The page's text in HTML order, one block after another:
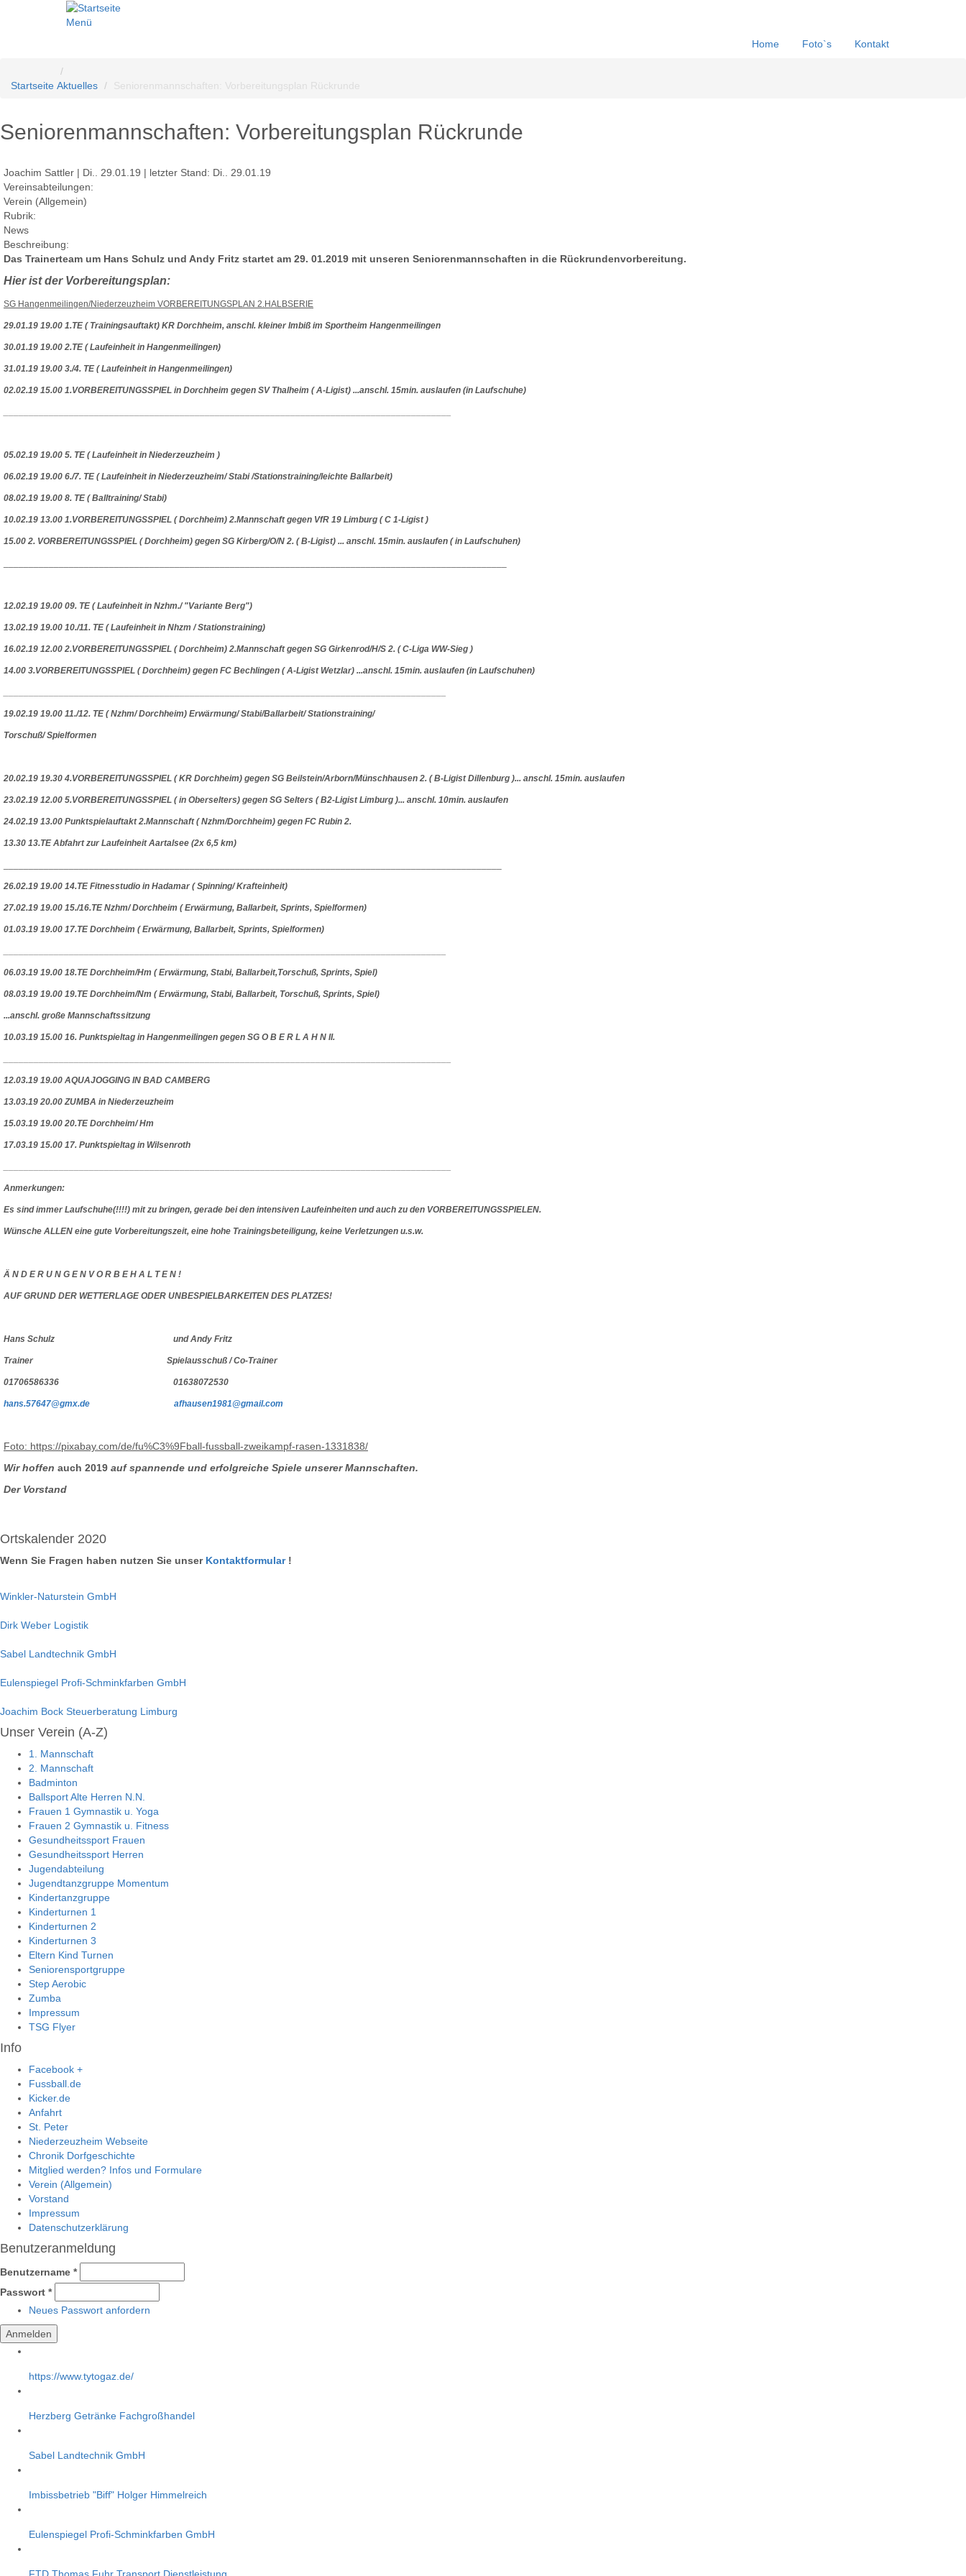
Menü
Home
Foto`s Kontakt
Startseite Aktuelles Seniorenmannschaften: Vorbereitungsplan Rückrunde
Seniorenmannschaften: Vorbereitungsplan Rückrunde
Joachim Sattler | Di.. 29.01.19 | letzter Stand: Di.. 29.01.19
Vereinsabteilungen:
Verein (Allgemein)
Rubrik:
News
Beschreibung:
Das Trainerteam um Hans Schulz und Andy Fritz startet am 29. 01.2019 mit unseren Seniorenmannschaften in die Rückrundenvorbereitung.
Hier ist der Vorbereitungsplan:
SG Hangenmeilingen/Niederzeuzheim VORBEREITUNGSPLAN 2.HALBSERIE
29.01.19 19.00 1.TE ( Trainingsauftakt) KR Dorchheim, anschl. kleiner Imbiß im Sportheim Hangenmeilingen
30.01.19 19.00 2.TE ( Laufeinheit in Hangenmeilingen)
31.01.19 19.00 3./4. TE ( Laufeinheit in Hangenmeilingen)
02.02.19 15.00 1.VORBEREITUNGSSPIEL in Dorchheim gegen SV Thalheim ( A-Ligist) ...anschl. 15min. auslaufen (in Laufschuhe)
05.02.19 19.00 5. TE ( Laufeinheit in Niederzeuzheim )
06.02.19 19.00 6./7. TE ( Laufeinheit in Niederzeuzheim/ Stabi /Stationstraining/leichte Ballarbeit)
08.02.19 19.00 8. TE ( Balltraining/ Stabi)
10.02.19 13.00 1.VORBEREITUNGSSPIEL ( Dorchheim) 2.Mannschaft gegen VfR 19 Limburg ( C 1-Ligist )
15.00 2. VORBEREITUNGSSPIEL ( Dorchheim) gegen SG Kirberg/O/N 2. ( B-Ligist) ... anschl. 15min. auslaufen ( in Laufschuhen)
12.02.19 19.00 09. TE ( Laufeinheit in Nzhm./ "Variante Berg")
13.02.19 19.00 10./11. TE ( Laufeinheit in Nhzm / Stationstraining)
16.02.19 12.00 2.VORBEREITUNGSSPIEL ( Dorchheim) 2.Mannschaft gegen SG Girkenrod/H/S 2. ( C-Liga WW-Sieg )
14.00 3.VORBEREITUNGSSPIEL ( Dorchheim) gegen FC Bechlingen ( A-Ligist Wetzlar) ...anschl. 15min. auslaufen (in Laufschuhen)
19.02.19 19.00 11./12. TE ( Nzhm/ Dorchheim) Erwärmung/ Stabi/Ballarbeit/ Stationstraining/
Torschuß/ Spielformen
20.02.19 19.30 4.VORBEREITUNGSSPIEL ( KR Dorchheim) gegen SG Beilstein/Arborn/Münschhausen 2. ( B-Ligist Dillenburg )... anschl. 15min. auslaufen
23.02.19 12.00 5.VORBEREITUNGSSPIEL ( in Oberselters) gegen SG Selters ( B2-Ligist Limburg )... anschl. 10min. auslaufen
24.02.19 13.00 Punktspielauftakt 2.Mannschaft ( Nzhm/Dorchheim) gegen FC Rubin 2.
13.30 13.TE Abfahrt zur Laufeinheit Aartalsee (2x 6,5 km)
26.02.19 19.00 14.TE Fitnesstudio in Hadamar ( Spinning/ Krafteinheit)
27.02.19 19.00 15./16.TE Nzhm/ Dorchheim ( Erwärmung, Ballarbeit, Sprints, Spielformen)
01.03.19 19.00 17.TE Dorchheim ( Erwärmung, Ballarbeit, Sprints, Spielformen)
06.03.19 19.00 18.TE Dorchheim/Hm ( Erwärmung, Stabi, Ballarbeit,Torschuß, Sprints, Spiel)
08.03.19 19.00 19.TE Dorchheim/Nm ( Erwärmung, Stabi, Ballarbeit, Torschuß, Sprints, Spiel)
...anschl. große Mannschaftssitzung
10.03.19 15.00 16. Punktspieltag in Hangenmeilingen gegen SG O B E R L A H N II.
12.03.19 19.00 AQUAJOGGING IN BAD CAMBERG
13.03.19 20.00 ZUMBA in Niederzeuzheim
15.03.19 19.00 20.TE Dorchheim/ Hm
17.03.19 15.00 17. Punktspieltag in Wilsenroth
Anmerkungen:
Es sind immer Laufschuhe(!!!!) mit zu bringen, gerade bei den intensiven Laufeinheiten und auch zu den VORBEREITUNGSSPIELEN.
Wünsche ALLEN eine gute Vorbereitungszeit, eine hohe Trainingsbeteiligung, keine Verletzungen u.s.w.
Ä N D E R U N G E N V O R B E H A L T E N !
AUF GRUND DER WETTERLAGE ODER UNBESPIELBARKEITEN DES PLATZES!
Hans Schulz und Andy Fritz
Trainer Spielausschuß / Co-Trainer
01706586336 01638072530
hans.57647@gmx.de afhausen1981@gmail.com
Foto: https://pixabay.com/de/fu%C3%9Fball-fussball-zweikampf-rasen-1331838/
Wir hoffen auch 2019 auf spannende und erfolgreiche Spiele unserer Mannschaften.
Der Vorstand
Ortskalender 2020
Wenn Sie Fragen haben nutzen Sie unser Kontaktformular !
Winkler-Naturstein GmbH
Dirk Weber Logistik
Sabel Landtechnik GmbH
Eulenspiegel Profi-Schminkfarben GmbH
Joachim Bock Steuerberatung Limburg
Unser Verein (A-Z)
1. Mannschaft
2. Mannschaft
Badminton
Ballsport Alte Herren N.N.
Frauen 1 Gymnastik u. Yoga
Frauen 2 Gymnastik u. Fitness
Gesundheitssport Frauen
Gesundheitssport Herren
Jugendabteilung
Jugendtanzgruppe Momentum
Kindertanzgruppe
Kinderturnen 1
Kinderturnen 2
Kinderturnen 3
Eltern Kind Turnen
Seniorensportgruppe
Step Aerobic
Zumba
Impressum
TSG Flyer
Info
Facebook +
Fussball.de
Kicker.de
Anfahrt
St. Peter
Niederzeuzheim Webseite
Chronik Dorfgeschichte
Mitglied werden? Infos und Formulare
Verein (Allgemein)
Vorstand
Impressum
Datenschutzerklärung
Benutzeranmeldung
Benutzername *
Passwort *
Neues Passwort anfordern
https://www.tytogaz.de/
Herzberg Getränke Fachgroßhandel
Sabel Landtechnik GmbH
Imbissbetrieb "Biff" Holger Himmelreich
Eulenspiegel Profi-Schminkfarben GmbH